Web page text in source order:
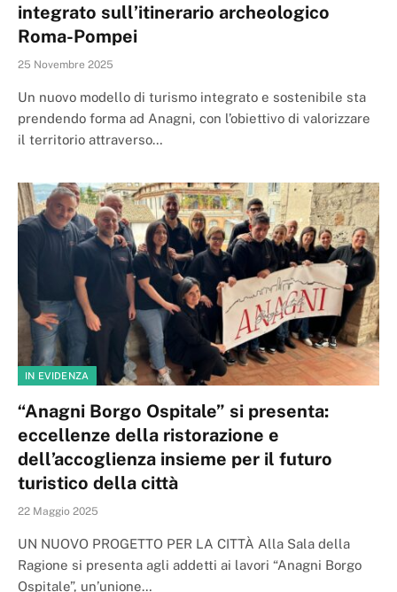
integrato sull’itinerario archeologico
Roma-Pompei
25 Novembre 2025
Un nuovo modello di turismo integrato e sostenibile sta
prendendo forma ad Anagni, con l’obiettivo di valorizzare
il territorio attraverso…
IN EVIDENZA
“Anagni Borgo Ospitale” si presenta:
eccellenze della ristorazione e
dell’accoglienza insieme per il futuro
turistico della città
22 Maggio 2025
UN NUOVO PROGETTO PER LA CITTÀ Alla Sala della
Ragione si presenta agli addetti ai lavori “Anagni Borgo
Ospitale”, un’unione…